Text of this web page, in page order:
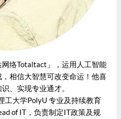
络Totaltact」，运用人工智能
相信大智慧可改变命运！他喜
、实现专业通才。
工大学PolyU 专业及持续教育
of IT，负责制定IT政策及规